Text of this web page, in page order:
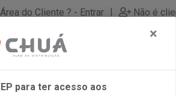
Área do Cliente ? - Entrar | Não é
×
para ter acesso aos